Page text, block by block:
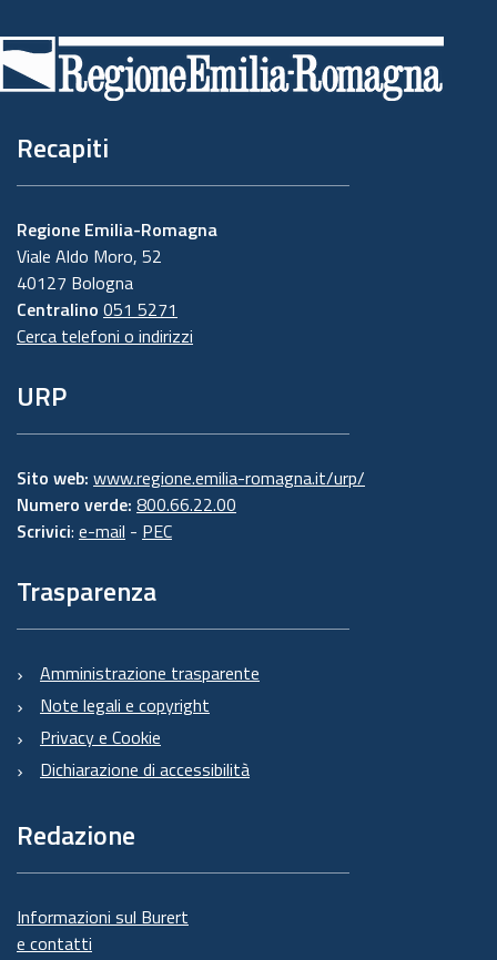
di
pagina
Recapiti
Regione Emilia-Romagna
Viale Aldo Moro, 52
40127 Bologna
Centralino 051 5271
Cerca telefoni o indirizzi
URP
Sito web: www.regione.emilia-romagna.it/urp/
Numero verde: 800.66.22.00
Scrivici: e-mail - PEC
Trasparenza
Amministrazione trasparente
Note legali e copyright
Privacy e Cookie
Dichiarazione di accessibilità
Redazione
Informazioni sul Burert
e contatti